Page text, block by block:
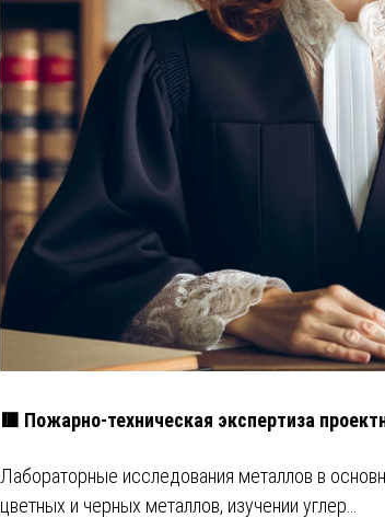
🟥 Пожарно-техническая экспертиза
Лабораторные исследования металлов в
цветных и черных металлов, изучении углер…